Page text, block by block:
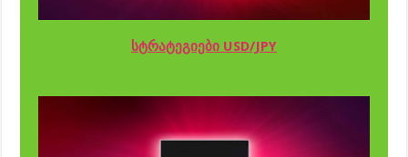
სტრატეგიები USD/JPY